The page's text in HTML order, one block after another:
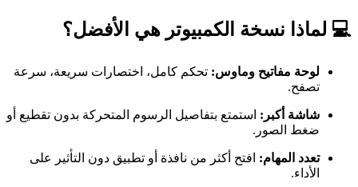
💻 لماذا نسخة الكمبيوتر هي الأفضل؟
لوحة مفاتيح وماوس: تحكم كامل، اختصارات سريعة، سرعة
تصفح.
شاشة أكبر: استمتع بتفاصيل الرسوم المتحركة بدون تقطيع أو
ضغط الصور.
تعدد المهام: افتح أكثر من نافذة أو تطبيق دون التأثير على
الأداء.